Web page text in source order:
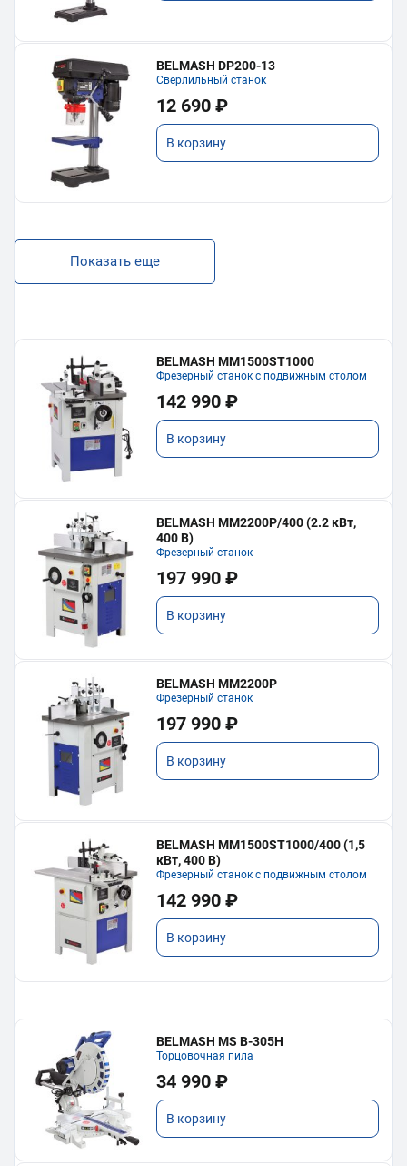
BELMASH DP200-13
Сверлильный станок
12 690 ₽
В корзину
Показать еще
BELMASH MM1500ST1000
Фрезерный станок с подвижным столом
142 990 ₽
В корзину
BELMASH MM2200P/400 (2.2 кВт,
400 В)
Фрезерный станок
197 990 ₽
В корзину
BELMASH MM2200P
Фрезерный станок
197 990 ₽
В корзину
BELMASH MM1500ST1000/400 (1,5
кВт, 400 В)
Фрезерный станок с подвижным столом
142 990 ₽
В корзину
BELMASH MS B-305H
Торцовочная пила
34 990 ₽
В корзину